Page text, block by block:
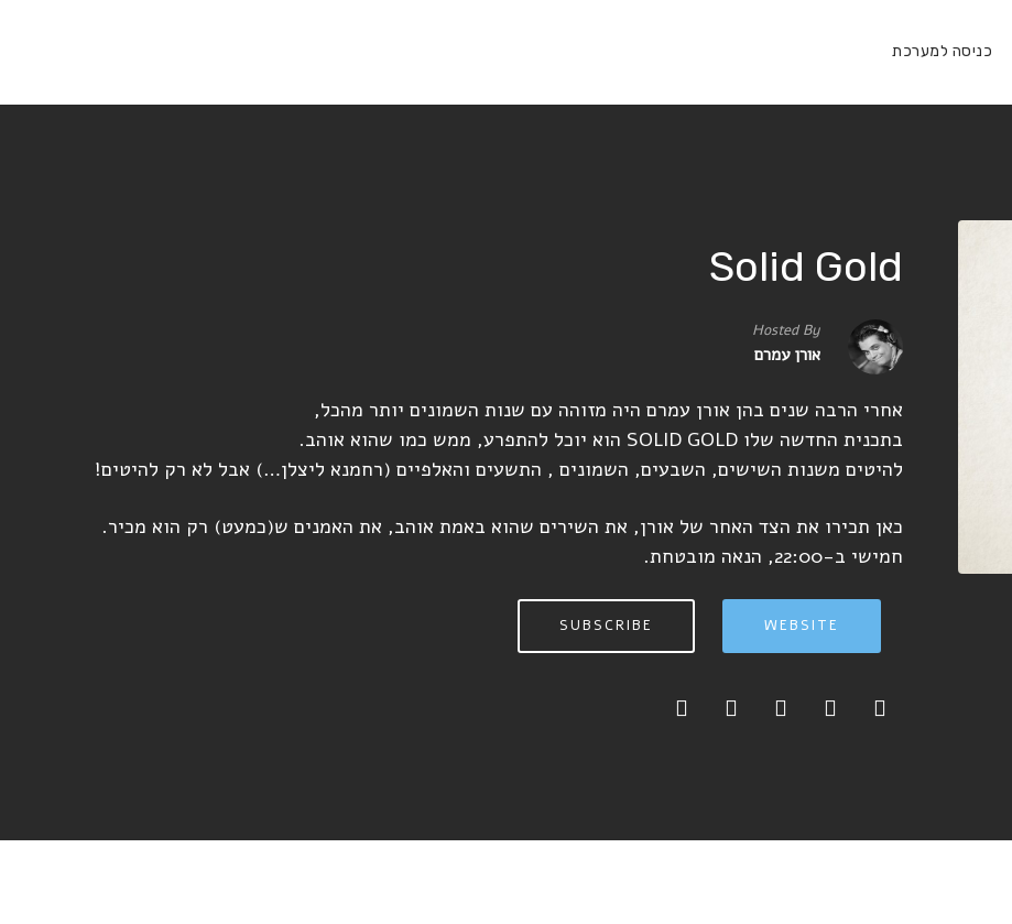
כניסה למערכת
Solid Gold
Hosted By
אורן עמרם
אחרי הרבה שנים בהן אורן עמרם היה מזוהה עם שנות השמונים יותר מהכל,
בתכנית החדשה שלו SOLID GOLD הוא יוכל להתפרע, ממש כמו שהוא אוהב.
להיטים משנות השישים, השבעים, השמונים , התשעים והאלפיים (רחמנא ליצלן…) אבל לא רק להיטים!
כאן תכירו את הצד האחר של אורן, את השירים שהוא באמת אוהב, את האמנים ש(כמעט) רק הוא מכיר.
חמישי ב-22:00, הנאה מובטחת.
WEBSITE
SUBSCRIBE